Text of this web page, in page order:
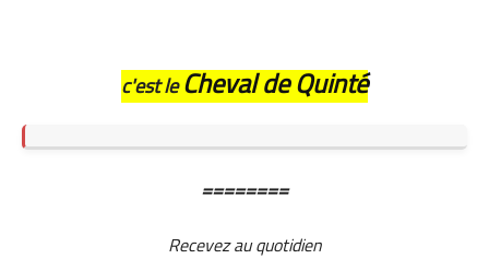
c'est leCheval de Quinté
========
Recevez au quotidien